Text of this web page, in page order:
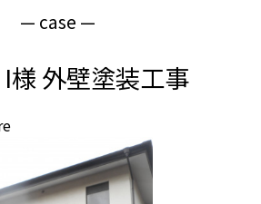
— case —
様 外壁塗装工事